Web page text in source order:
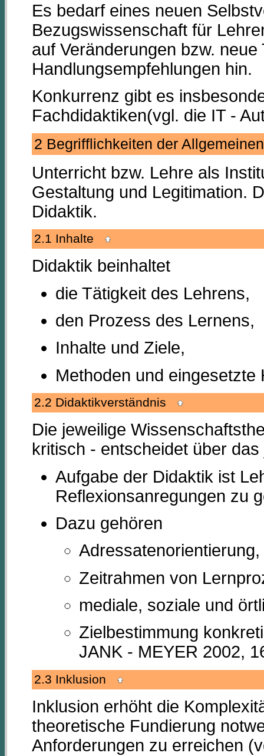
Es bedarf eines neuen
Bezugswissenschaft für
auf Veränderungen bzw.
Handlungsempfehlungen hin.
Konkurrenz gibt es
Fachdidaktiken(vgl. die IT -
2 Begrifflichkeiten der
Unterricht bzw. Lehre als
Gestaltung und Legitimation.
Didaktik.
2.1 Inhalte
Didaktik beinhaltet
die Tätigkeit des Lehrens,
den Prozess des Lernens,
Inhalte und Ziele,
Methoden und eingesetzte
2.2 Didaktikverständnis
Die jeweilige
kritisch - entscheidet über
Aufgabe der Didaktik ist
Reflexionsanregungen zu
Dazu gehören
Adressatenorientierung,
Zeitrahmen von
mediale, soziale und
Zielbestimmung
JANK - MEYER 2002,
2.3 Inklusion
Inklusion erhöht die
theoretische Fundierung
Anforderungen zu erreichen